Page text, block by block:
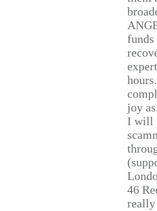
funds
joy
I will
46
really